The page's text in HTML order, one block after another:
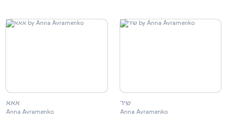
אאא
Anna Avramenko
שיר
Anna Avramenko